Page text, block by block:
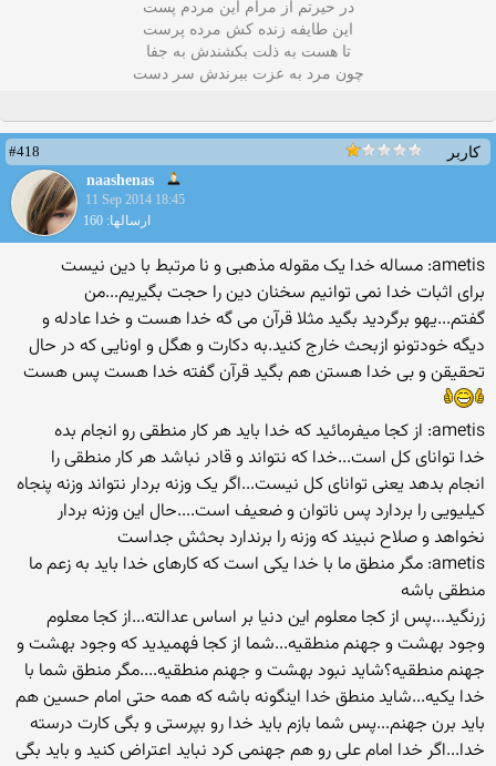
در حیرتم از مرام این مردم پست
این طایفه زنده کش مرده پرست
تا هست به ذلت بکشندش به جفا
چون مرد به عزت ببرندش سر دست
کاربر
#418
naashenas
11 Sep 2014 18:45
ارسالها: 160
ametis: مساله خدا یک مقوله مذهبی و نا مرتبط با دین نیست
برای اثبات خدا نمی توانیم سخنان دین را حجت بگیریم...من
گفتم...یهو برگردید بگید مثلا قرآن می گه خدا هست و خدا عادله و
دیگه خودتونو ازبحث خارج کنید.به دکارت و هگل و اونایی که در حال
تحقیقن و بی خدا هستن هم بگید قرآن گفته خدا هست پس هست
ametis: از کجا میفرمائید که خدا باید هر کار منطقی رو انجام بده
خدا توانای کل است...خدا که نتواند و قادر نباشد هر کار منطقی را
انجام بدهد یعنی توانای کل نیست...اگر یک وزنه بردار نتواند وزنه پنجاه
کیلیویی را بردارد پس ناتوان و ضعیف است....حال این وزنه بردار
نخواهد و صلاح نبیند که وزنه را برندارد بحثش جداست
ametis: مگر منطق ما با خدا یکی است که کارهای خدا باید به زعم ما
منطقی باشه
زرنگید...پس از کجا معلوم این دنیا بر اساس عدالته...از کجا معلوم
وجود بهشت و جهنم منطقیه...شما از کجا فهمیدید که وجود بهشت و
جهنم منطقیه؟شاید نبود بهشت و جهنم منطقیه....مگر منطق شما با
خدا یکیه...شاید منطق خدا اینگونه باشه که همه حتی امام حسین هم
باید برن جهنم...پس شما بازم باید خدا رو بپرستی و بگی کارت درسته
خدا...اگر خدا امام علی رو هم جهنمی کرد نباید اعتراض کنید و باید بگی